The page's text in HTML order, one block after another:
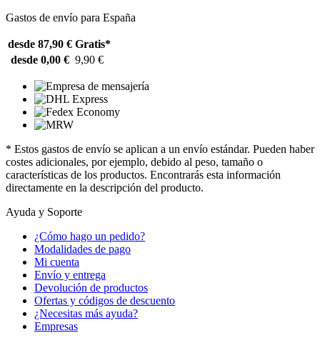
Gastos de envío para España
desde 87,90 € Gratis*
desde 0,00 € 9,90 €
* Estos gastos de envío se aplican a un envío estándar. Pueden haber
costes adicionales, por ejemplo, debido al peso, tamaño o
características de los productos. Encontrarás esta información
directamente en la descripción del producto.
Ayuda y Soporte
¿Cómo hago un pedido?
Modalidades de pago
Mi cuenta
Envío y entrega
Devolución de productos
Ofertas y códigos de descuento
¿Necesitas más ayuda?
Empresas